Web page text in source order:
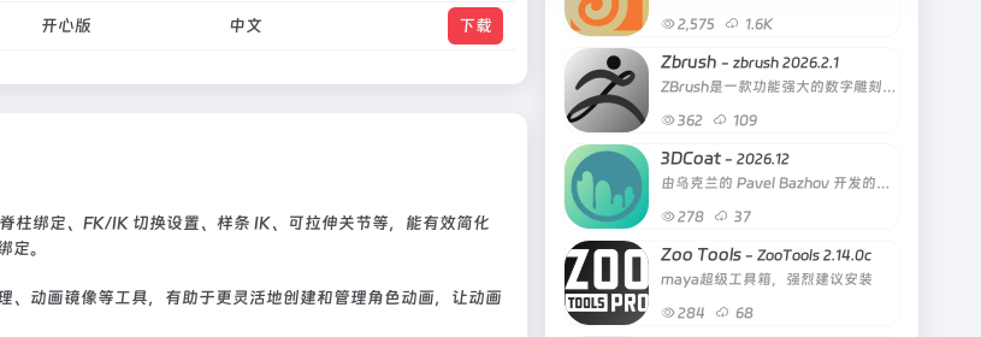
开心版 中文 下载
柱绑定、FK/IK 切换设置、样条 IK、可拉伸关节等，能有效简化
定。
、动画镜像等工具，有助于更灵活地创建和管理角色动画，让动画
2,575
1.6K
Zbrush - zbrush 2026.2.1
ZBrush是一款功能强大的数字雕刻与绘画软件
362
109
3DCoat - 2026.12
由乌克兰的 Pavel Bazhov 开发的雕刻软件
278
37
Zoo Tools - ZooTools 2.14.0c
maya超级工具箱，强烈建议安装
284
68